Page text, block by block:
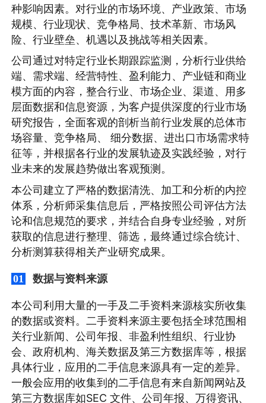
种影响因素。对行业的市场环境、产业政策、市场
规模、行业现状、竞争格局、技术革新、市场风
险、行业壁垒、机遇以及挑战等相关因素。
公司通过对特定行业长期跟踪监测，分析行业供给
端、需求端、经营特性、盈利能力、产业链和商业
模方面的内容，整合行业、市场企业、渠道、用多
层面数据和信息资源，为客户提供深度的行业市场
研究报告，全面客观的剖析当前行业发展的总体市
场容量、竞争格局、 细分数据、进出口市场需求特
征等，并根据各行业的发展轨迹及实践经验，对行
业未来的发展趋势做出客观预测。
本公司建立了严格的数据清洗、加工和分析的内控
体系，分析师采集信息后，严格按照公司评估方法
论和信息规范的要求，并结合自身专业经验，对所
获取的信息进行整理、筛选，最终通过综合统计、
分析测算获得相关产业研究成果。
01 数据与资料来源
本公司利用大量的一手及二手资料来源核实所收集
的数据或资料。二手资料来源主要包括全球范围相
关行业新闻、公司年报、非盈利性组织、行业协
会、政府机构、海关数据及第三方数据库等，根据
具体行业，应用的二手信息来源具有一定的差异。
一般会应用的收集到的二手信息有来自新闻网站及
第三方数据库如SEC 文件、公司年报、万得资讯、